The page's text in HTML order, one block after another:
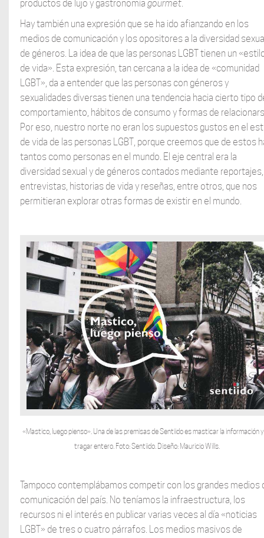
productos de lujo y gastronomía gourmet.
Hay también una expresión que se ha ido afianzando en los
medios de comunicación y los opositores a la diversidad
de géneros. La idea de que las personas LGBT tienen un
de vida». Esta expresión, tan cercana a la idea de «comunidad
LGBT», da a entender que las personas con géneros y
sexualidades diversas tienen una tendencia hacia cierto tipo
comportamiento, hábitos de consumo y formas de
Por eso, nuestro norte no eran los supuestos gustos en el
de vida de las personas LGBT, porque creemos que de estos
tantos como personas en el mundo. El eje central era la
diversidad sexual y de géneros contados mediante reportajes,
entrevistas, historias de vida y reseñas, entre otros, que nos
permitieran explorar otras formas de existir en el mundo.
«Mastico, luego pienso». Una de las premisas de Sentiido es masticar la información
tragar entero. Foto: Sentiido. Diseño: Mauricio Wills.
Tampoco contemplábamos competir con los grandes medios
comunicación del país. No teníamos la infraestructura, los
recursos ni el interés en publicar varias veces al día «noticias
LGBT» de tres o cuatro párrafos. Los medios masivos de